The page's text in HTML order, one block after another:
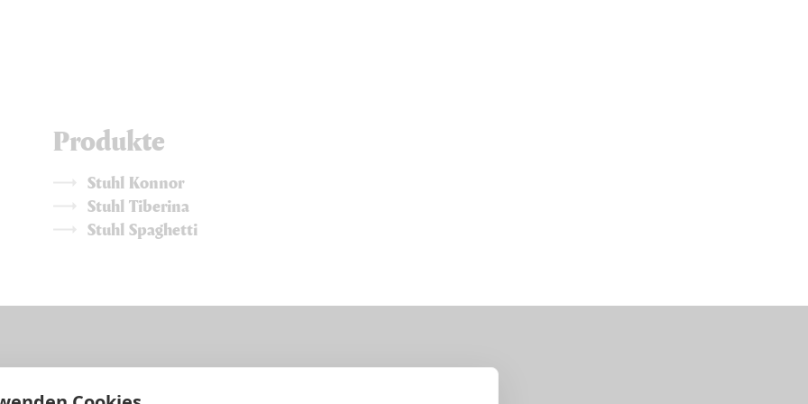
Produkte
Stuhl Konnor
Stuhl Tiberina
Stuhl Spaghetti